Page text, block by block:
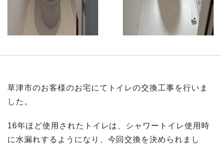
草津市のお客様のお宅にてトイレの交換工事を行いま
した。
16年ほど使用されたトイレは、シャワートイレ使用時
に水漏れするようになり、今回交換を決められまし